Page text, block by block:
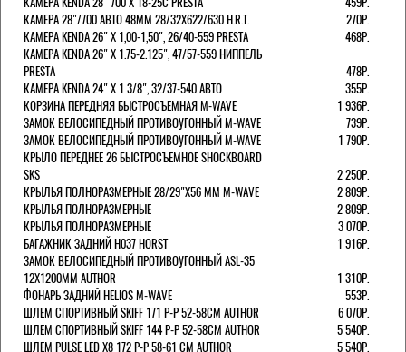
КАМЕРА 28"/700 АВТО 48ММ 28/32Х622/630 H.R.T.
270Р.
КАМЕРА KENDA 26" Х 1,00-1,50", 26/40-559 PRESTA
468Р.
КАМЕРА KENDA 26" Х 1.75-2.125", 47/57-559 НИППЕЛЬ
PRESTA
478Р.
КАМЕРА KENDA 24" Х 1 3/8", 32/37-540 АВТО
355Р.
КОРЗИНА ПЕРЕДНЯЯ БЫСТРОСЪЕМНАЯ M-WAVE
1 936Р.
ЗАМОК ВЕЛОСИПЕДНЫЙ ПРОТИВОУГОННЫЙ M-WAVE
739Р.
ЗАМОК ВЕЛОСИПЕДНЫЙ ПРОТИВОУГОННЫЙ M-WAVE
1 790Р.
КРЫЛО ПЕРЕДНЕЕ 26 БЫСТРОСЪЕМНОЕ SHOCKBOARD
SKS
2 250Р.
КРЫЛЬЯ ПОЛНОРАЗМЕРНЫЕ 28/29"Х56 ММ M-WAVE
2 809Р.
КРЫЛЬЯ ПОЛНОРАЗМЕРНЫЕ
2 809Р.
КРЫЛЬЯ ПОЛНОРАЗМЕРНЫЕ
3 070Р.
БАГАЖНИК ЗАДНИЙ H037 HORST
1 916Р.
ЗАМОК ВЕЛОСИПЕДНЫЙ ПРОТИВОУГОННЫЙ ASL-35
12Х1200ММ AUTHOR
1 310Р.
ФОНАРЬ ЗАДНИЙ HELIOS M-WAVE
553Р.
ШЛЕМ СПОРТИВНЫЙ SKIFF 171 Р-Р 52-58СМ AUTHOR
6 070Р.
ШЛЕМ СПОРТИВНЫЙ SKIFF 144 Р-Р 52-58СМ AUTHOR
5 540Р.
ШЛЕМ PULSE LED X8 172 Р-Р 58-61 СМ AUTHOR
5 540Р.